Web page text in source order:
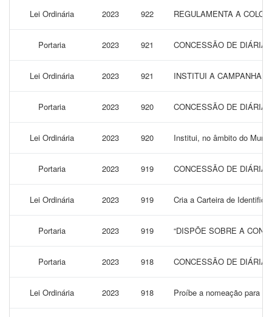
Lei Ordinária 2023 922 REGULAMENTA A
Portaria 2023 921 CONCESSÃO DE
Lei Ordinária 2023 921 INSTITUI A CAMPANHA
Portaria 2023 920 CONCESSÃO DE
Lei Ordinária 2023 920 Institui, no âmbito do
Portaria 2023 919 CONCESSÃO DE
Lei Ordinária 2023 919 Cria a Carteira de
Portaria 2023 919 “DISPÕE SOBRE A
Portaria 2023 918 CONCESSÃO DE
Lei Ordinária 2023 918 Proíbe a nomeação para